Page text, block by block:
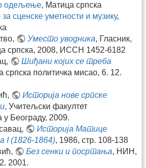
одељење, Матица српска
сценске уметности и музику,
Уместо уводника, Гласник,
српска, 2008, ИССН 1452-6182
Шиђани којих се треба
српска политичка мисао, 6. 12.
Историја нове српске
, Учитељски факултет
у Београду, 2009.
Историја Матице
I (1826-1864), 1986, стр. 108-138
Без сенки и посртања, НИН,
2001.